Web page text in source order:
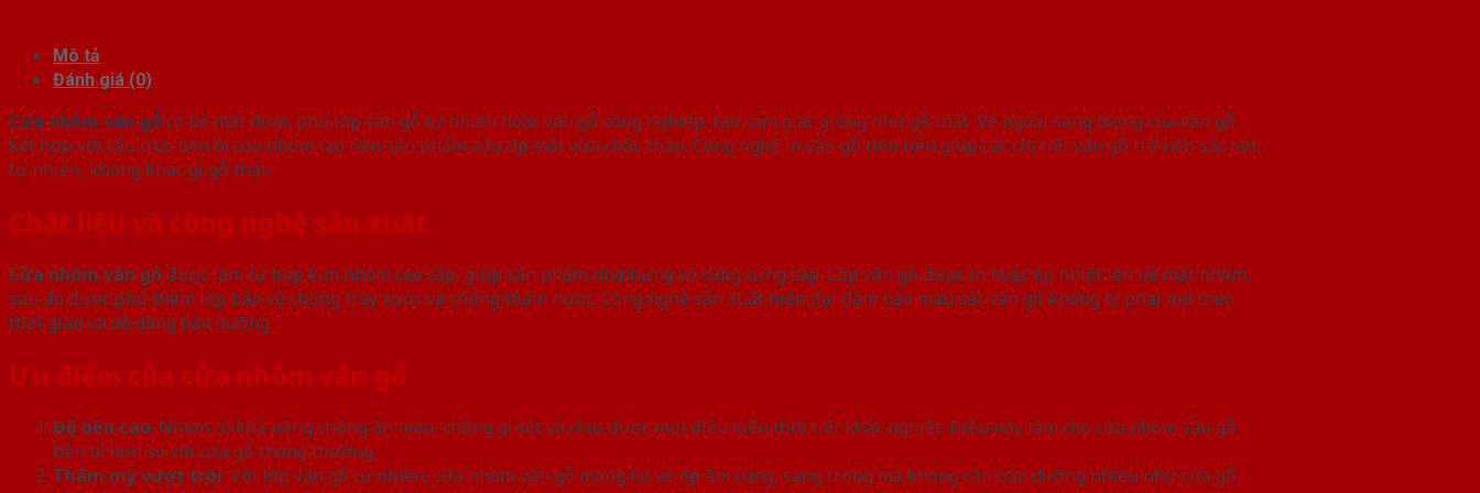
Mô tả
Đánh giá (0)
Cửa nhôm vân gỗcó bề mặt được phủ lớp vân gỗ tự nhiên hoặc vân gỗ công nghiệp, tạo cảm giác giống như gỗ thật. Vẻ ngoài sang trọng của vân gỗ
kết hợp với cấu trúc bền bỉ của nhôm tạo nên sản phẩm vừa đẹp mắt vừa chắc chắn. Công nghệ in vân gỗ tiên tiến giúp các chi tiết vân gỗ trở nên sắc nét,
tự nhiên, không khác gì gỗ thật.
Chất liệu và công nghệ sản xuất
Cửa nhôm vân gỗ được làm từ hợp kim nhôm cao cấp, giúp sản phẩm nhẹ nhưng vô cùng cứng cáp. Lớp vân gỗ được in hoặc ép nhiệt lên bề mặt nhôm,
sau đó được phủ thêm lớp bảo vệ chống trầy xước và chống thấm nước. Công nghệ sản xuất hiện đại đảm bảo màu sắc vân gỗ không bị phai mờ theo
thời gian và dễ dàng bảo dưỡng.
Ưu điểm của cửa nhôm vân gỗ
Độ bền cao: Nhôm có khả năng chống ăn mòn, chống gỉ sét và chịu được mọi điều kiện thời tiết khắc nghiệt. Điều này làm cho cửa nhôm vân gỗ
bền bỉ hơn so với cửa gỗ thông thường.
Thẩm mỹ vượt trội: Với lớp vân gỗ tự nhiên, cửa nhôm vân gỗ mang lại vẻ đẹp ấm cúng, sang trọng mà không cần bảo dưỡng nhiều như cửa gỗ